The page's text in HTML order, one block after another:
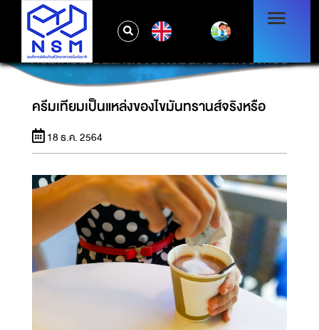
ครีมเทียมเป็นแหล่งของไขมันทรานส์จริงหรือ
ครีมเทียมเป็นแหล่งของไขมันทรานส์จริงหรือ
18 ธ.ค. 2564